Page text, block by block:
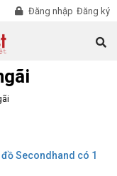
Đăng nhập Đăng ký
Secondhand có 1